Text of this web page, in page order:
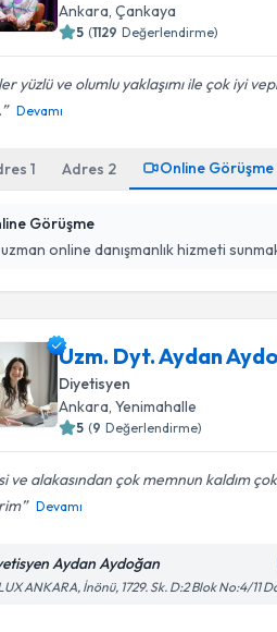
Ankara, Çankaya
5 (1129 Değerlendirme)
yüzlü ve olumlu yaklaşımı ile çok iyi
Devamı
1 Adres 2 Online Görüşme
Görüşme
online danışmanlık hizmeti
Uzm. Dyt. Aydan
Diyetisyen
Ankara, Yenimahalle
5 (9 Değerlendirme)
ve alakasından çok memnun kaldım
Devamı
Aydan Aydoğan
ANKARA, İnönü, 1729. Sk. D:2 Blok No:4/11